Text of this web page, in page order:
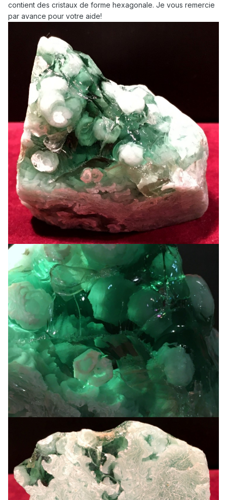
contient des cristaux de forme hexagonale. Je vous remercie
par avance pour votre aide!